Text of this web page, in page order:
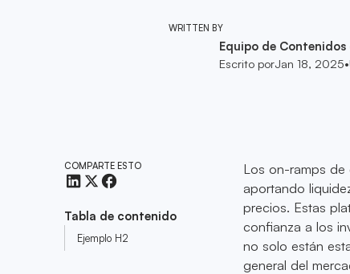
WRITTEN BY
Equipo de Contenidos
Escrito porJan 18, 2025•
COMPARTE ESTO
Tabla de contenido
Ejemplo H2
Los on-ramps de
aportando
precios. Estas
confianza a los
no solo están
general del